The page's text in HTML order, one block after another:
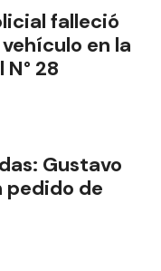
falleció
en la
28
Gustavo
pedido de